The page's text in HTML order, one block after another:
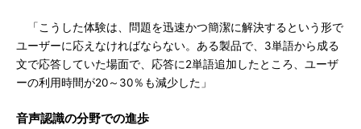
「こうした体験は、問題を迅速かつ簡潔に解決するという形で
ユーザーに応えなければならない。ある製品で、3単語から成る
文で応答していた場面で、応答に2単語追加したところ、ユーザ
ーの利用時間が20～30％も減少した」
音声認識の分野での進歩